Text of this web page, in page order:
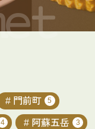
門前町 5
4 阿蘇五岳 3